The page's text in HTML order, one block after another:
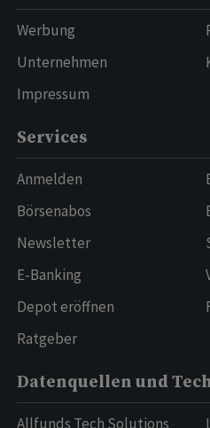
Werbung
Unternehmen
Impressum
Services
Anmelden
Börsenabos
Newsletter
E-Banking
Depot eröffnen
Ratgeber
Datenquellen und
Allfunds Tech Solutions